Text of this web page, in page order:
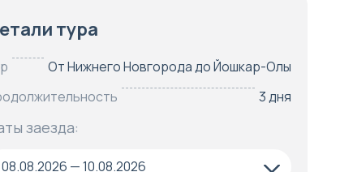
тура
От Нижнего Новгорода до Йошкар-Олы
3 дня
заезда:
08.08.2026 — 10.08.2026